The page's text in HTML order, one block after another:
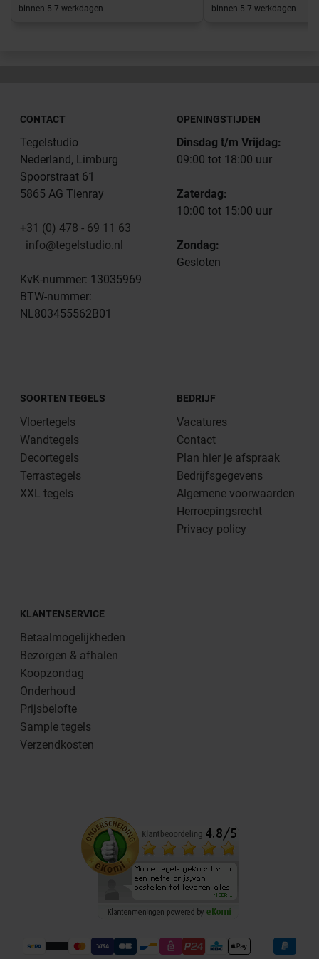
binnen 5-7 werkdagen
binnen 5-7 werkdagen
CONTACT
Tegelstudio
Nederland, Limburg
Spoorstraat 61
5865 AG Tienray
+31 (0) 478 - 69 11 63
info@tegelstudio.nl
KvK-nummer: 13035969
BTW-nummer:
NL803455562B01
OPENINGSTIJDEN
Dinsdag t/m Vrijdag:
09:00 tot 18:00 uur
Zaterdag:
10:00 tot 15:00 uur
Zondag:
Gesloten
SOORTEN TEGELS
Vloertegels
Wandtegels
Decortegels
Terrastegels
XXL tegels
BEDRIJF
Vacatures
Contact
Plan hier je afspraak
Bedrijfsgegevens
Algemene voorwaarden
Herroepingsrecht
Privacy policy
KLANTENSERVICE
Betaalmogelijkheden
Bezorgen & afhalen
Koopzondag
Onderhoud
Prijsbelofte
Sample tegels
Verzendkosten